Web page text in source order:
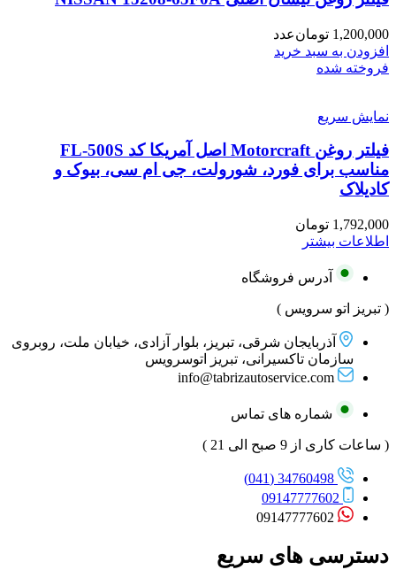
1,200,000 تومانعدد
افزودن به سبد خرید
فروخته شده
نمایش سریع
فیلتر روغن Motorcraft اصل آمریکا کد FL-500S
مناسب برای فورد، شورولت، جی ام سی، بیوک و
کادیلاک
1,792,000 تومان
اطلاعات بیشتر
آدرس فروشگاه
( تبریز اتو سرویس )
آذربایجان شرقی، تبریز، بلوار آزادی، خیابان ملت، روبروی
سازمان تاکسیرانی، تبریز اتوسرویس
info@tabrizautoservice.com
شماره های تماس
( ساعات کاری از 9 صبح الی 21 )
34760498 (041)
09147777602
09147777602
دسترسی های سریع